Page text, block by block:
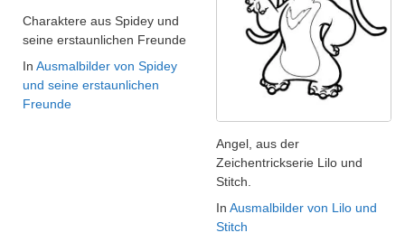
Charaktere aus Spidey und
seine erstaunlichen Freunde
In Ausmalbilder von Spidey
und seine erstaunlichen
Freunde
Angel, aus der
Zeichentrickserie Lilo und
Stitch.
In Ausmalbilder von Lilo und
Stitch